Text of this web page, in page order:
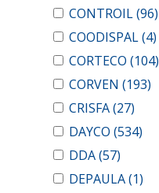
CONTROIL(96)
COODISPAL(4)
CORTECO (104)
CORVEN (193)
CRISFA(27)
DAYCO (534)
DDA(57)
DEPAULA(1)